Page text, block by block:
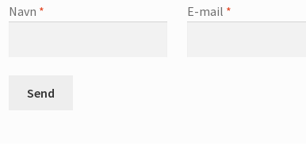
Navn * E-mail *